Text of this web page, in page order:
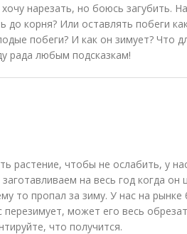
нарезать, но боюсь загубить.
до корня? Или оставлять побеги
побеги? И как он зимует? Что
рада любым подсказкам!
растение, чтобы не ослабить, у
на весь год когда он
то пропал за зиму. У нас на
перезимует, может его весь
что получится.